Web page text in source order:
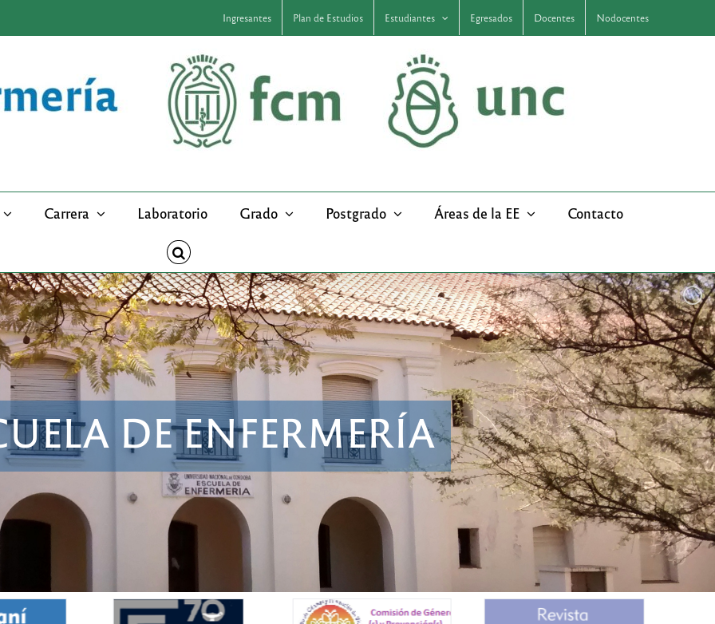
Ingresantes Plan de Estudios Estudiantes Egresados Docentes Nodocentes
Carrera Laboratorio Grado Postgrado Áreas de la EE Contacto
UELA DEENFERMERÍA